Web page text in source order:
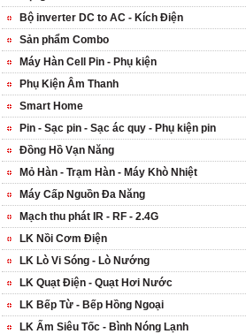
Bộ inverter DC to AC - Kích Điện
Sản phẩm Combo
Máy Hàn Cell Pin - Phụ kiện
Phụ Kiện Âm Thanh
Smart Home
Pin - Sạc pin - Sạc ác quy - Phụ kiện pin
Đồng Hồ Vạn Năng
Mỏ Hàn - Trạm Hàn - Máy Khò Nhiệt
Máy Cấp Nguồn Đa Năng
Mạch thu phát IR - RF - 2.4G
LK Nồi Cơm Điện
LK Lò Vi Sóng - Lò Nướng
LK Quạt Điện - Quạt Hơi Nước
LK Bếp Từ - Bếp Hồng Ngoại
LK Ấm Siêu Tốc - Bình Nóng Lạnh